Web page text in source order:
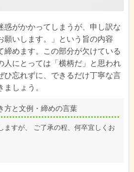
惑がかかってしまうが、申し訳な
願いします。」という旨の内容
締めます。この部分が欠けている
人にとっては「横柄だ」と思われ
ひ忘れずに、できるだけ丁寧な言
しょう。
方と文例・締めの言葉
ますが、 ご了承の程、何卒宜しくお